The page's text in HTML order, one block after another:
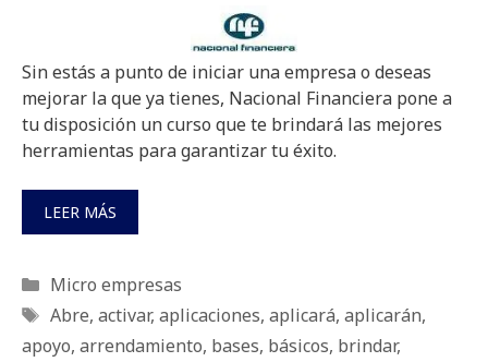
Sin estás a punto de iniciar una empresa o deseas
mejorar la que ya tienes, Nacional Financiera pone a
tu disposición un curso que te brindará las mejores
herramientas para garantizar tu éxito.
LEER MÁS
Categorías
Micro empresas
Etiquetas
Abre, activar, aplicaciones, aplicará, aplicarán,
apoyo, arrendamiento, bases, básicos, brindar,